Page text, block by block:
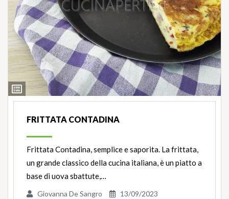
Ingredienti
FRITTATA CONTADINA
Frittata Contadina, semplice e saporita. La frittata,
un grande classico della cucina italiana, è un piatto a
base di uova sbattute,…
Giovanna De Sangro 13/09/2023